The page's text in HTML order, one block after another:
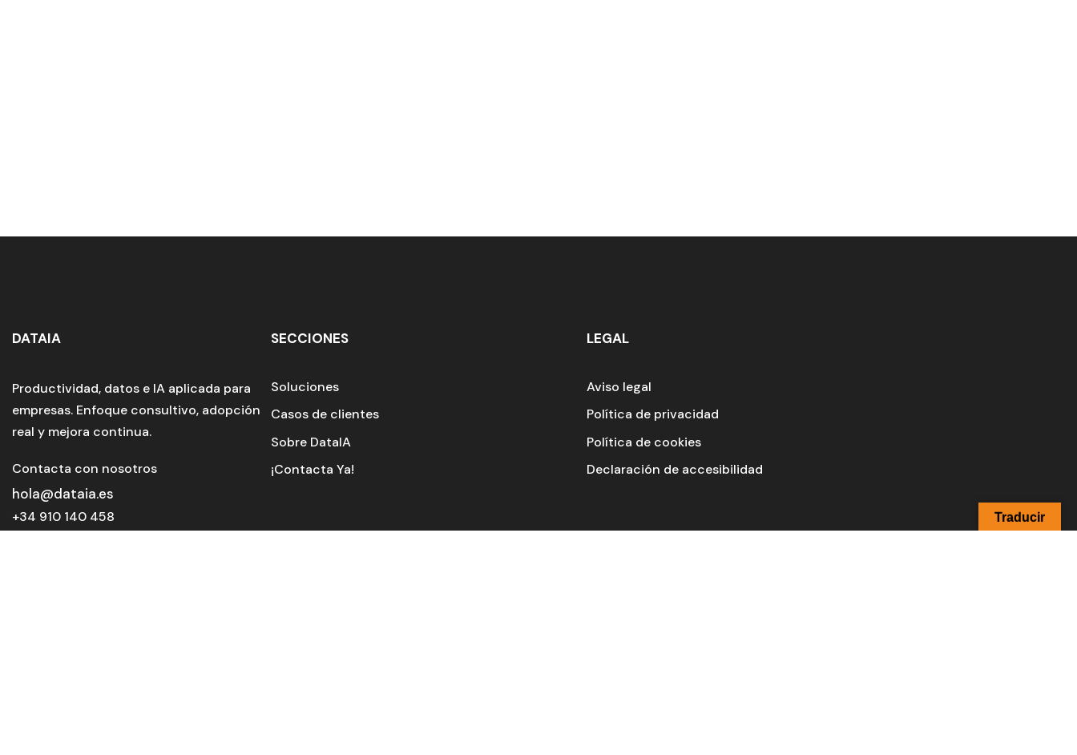
DATAIA
Productividad, datos e IA aplicada para
empresas. Enfoque consultivo, adopción
real y mejora continua.
Contacta con nosotros
hola@dataia.es
+34 910 140 458
SECCIONES
Soluciones
Casos de clientes
Sobre DataIA
¡Contacta Ya!
LEGAL
Aviso legal
Política de privacidad
Política de cookies
Declaración de accesibilidad
Traducir